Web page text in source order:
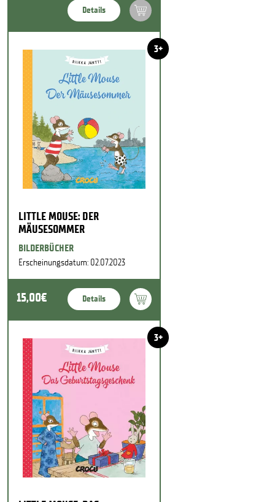
Details
3+
LITTLE MOUSE: DER
MÄUSESOMMER
BILDERBÜCHER
Erscheinungsdatum: 02.07.2023
15,00€ Details
3+